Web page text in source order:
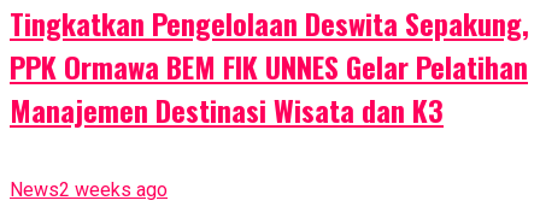
Tingkatkan Pengelolaan Deswita Sepakung,
PPK Ormawa BEM FIK UNNES Gelar Pelatihan
Manajemen Destinasi Wisata dan K3
News2 weeks ago